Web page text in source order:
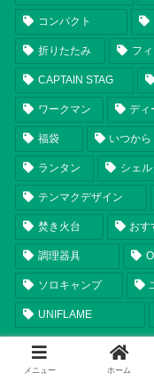
コンパクト
折りたたみ フ
CAPTAIN STAG
ワークマン ディ
福袋 いつから
ランタン シェ
テンマクデザイン
焚き火台 おす
調理器具
ソロキャンプ
UNIFLAME
メニュー ホーム